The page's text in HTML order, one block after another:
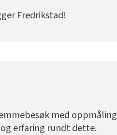
Fredrikstad!
med
erfaring rundt dette.